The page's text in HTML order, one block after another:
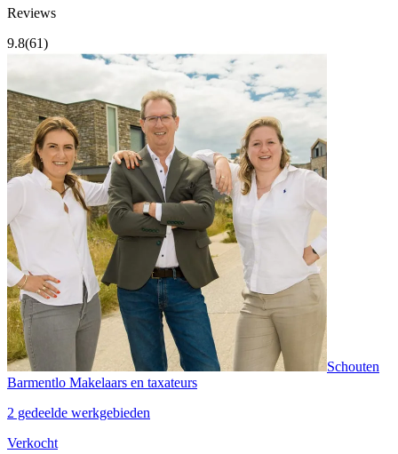
Reviews
9.8(61)
Schouten
Barmentlo Makelaars en taxateurs
2 gedeelde werkgebieden
Verkocht